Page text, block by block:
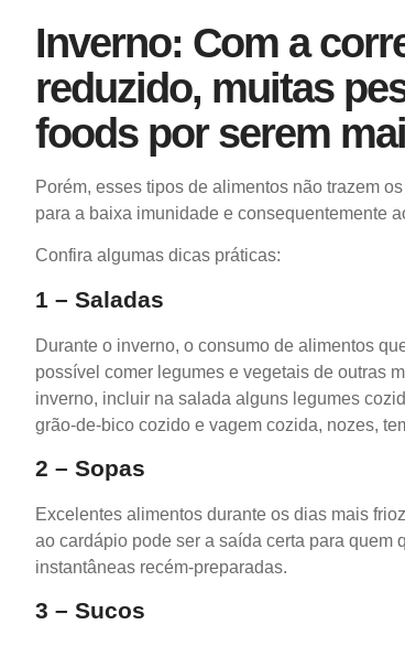
Inverno: Com a
reduzido, muitas
foods por serem
Porém, esses tipos de alimentos não trazem
para a baixa imunidade e consequentemente
Confira algumas dicas práticas:
1 – Saladas
Durante o inverno, o consumo de alimentos
possível comer legumes e vegetais de outras
inverno, incluir na salada alguns legumes
grão-de-bico cozido e vagem cozida, nozes,
2 – Sopas
Excelentes alimentos durante os dias mais
ao cardápio pode ser a saída certa para
instantâneas recém-preparadas.
3 – Sucos